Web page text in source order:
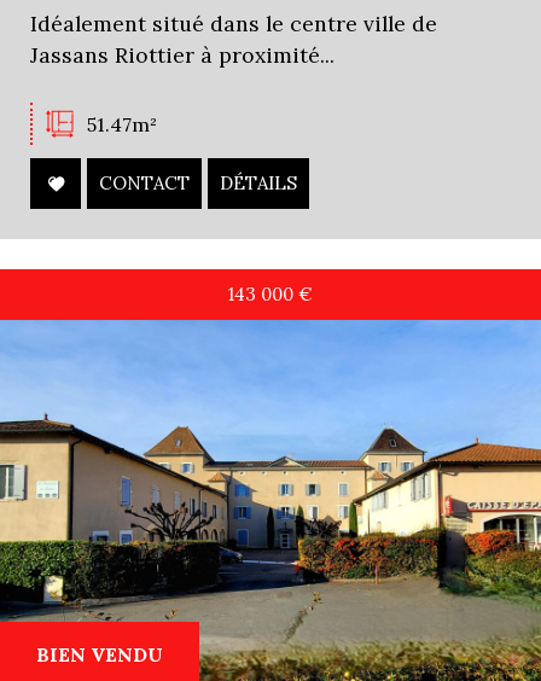
Idéalement situé dans le centre ville de
Jassans Riottier à proximité...
51.47m²
CONTACT DÉTAILS
BIEN VENDU
143 000 €